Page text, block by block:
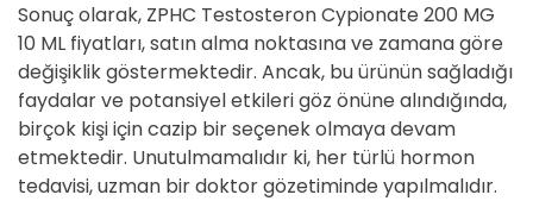
Sonuç olarak, ZPHC Testosteron Cypionate 200 MG
10 ML fiyatları, satın alma noktasına ve zamana göre
değişiklik göstermektedir. Ancak, bu ürünün sağladığı
faydalar ve potansiyel etkileri göz önüne alındığında,
birçok kişi için cazip bir seçenek olmaya devam
etmektedir. Unutulmamalıdır ki, her türlü hormon
tedavisi, uzman bir doktor gözetiminde yapılmalıdır.